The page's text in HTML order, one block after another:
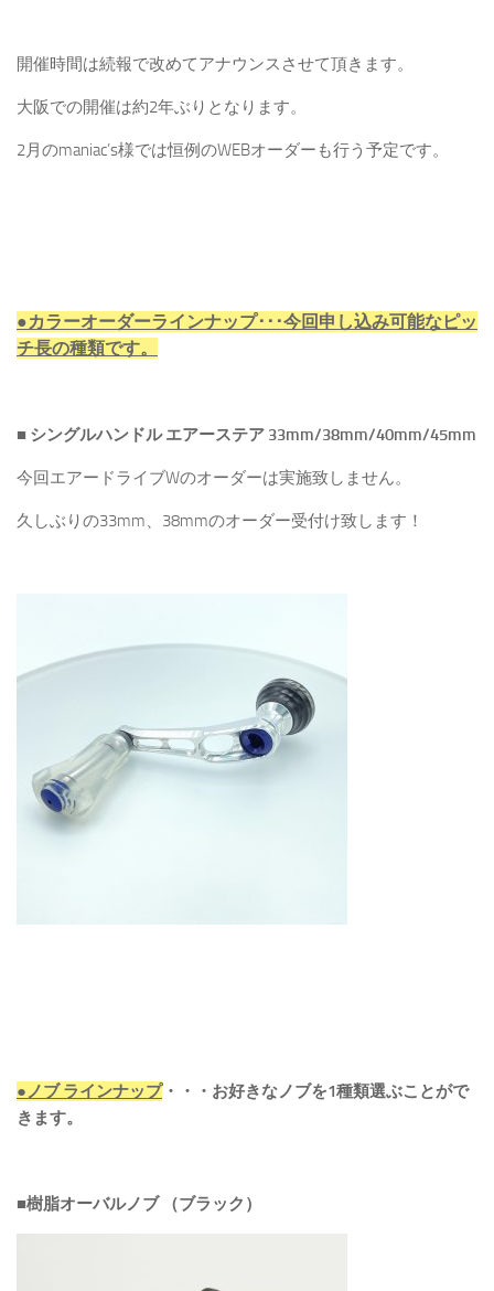
開催時間は続報で改めてアナウンスさせて頂きます。
大阪での開催は約2年ぶりとなります。
2月のmaniac’s様では恒例のWEBオーダーも行う予定です。
●カラーオーダーラインナップ･･･今回申し込み可能なピッ
チ長の種類です。
■ シングルハンドル エアーステア 33mm/38mm/40mm/45mm
今回エアードライブWのオーダーは実施致しません。
久しぶりの33mm、38mmのオーダー受付け致します！
●ノブ ラインナップ・・・お好きなノブを1種類選ぶことがで
きます。
■樹脂オーバルノブ （ブラック）